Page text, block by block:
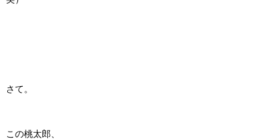
さて。
この桃太郎、